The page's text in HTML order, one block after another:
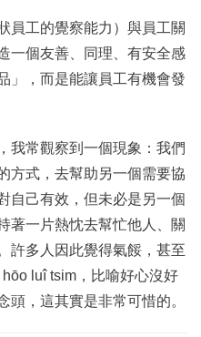
員工的覺察能力）與員工關
一個友善、同理、有安全感
」，而是能讓員工有機會發
我常觀察到一個現象：我們
方式，去幫助另一個需要協
自己有效，但未必是另一個
著一片熱忱去幫忙他人、關
許多人因此覺得氣餒，甚至
luî tsim，比喻好心沒好
頭，這其實是非常可惜的。